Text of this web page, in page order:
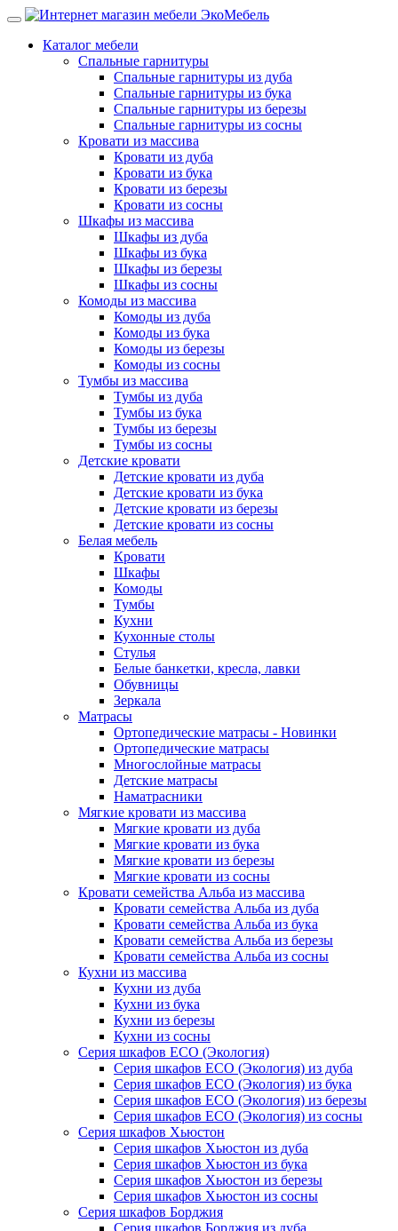
Каталог мебели
Спальные гарнитуры
Спальные гарнитуры из дуба
Спальные гарнитуры из бука
Спальные гарнитуры из березы
Спальные гарнитуры из сосны
Кровати из массива
Кровати из дуба
Кровати из бука
Кровати из березы
Кровати из сосны
Шкафы из массива
Шкафы из дуба
Шкафы из бука
Шкафы из березы
Шкафы из сосны
Комоды из массива
Комоды из дуба
Комоды из бука
Комоды из березы
Комоды из сосны
Тумбы из массива
Тумбы из дуба
Тумбы из бука
Тумбы из березы
Тумбы из сосны
Детские кровати
Детские кровати из дуба
Детские кровати из бука
Детские кровати из березы
Детские кровати из сосны
Белая мебель
Кровати
Шкафы
Комоды
Тумбы
Кухни
Кухонные столы
Стулья
Белые банкетки, кресла, лавки
Обувницы
Зеркала
Матрасы
Ортопедические матрасы - Новинки
Ортопедические матрасы
Многослойные матрасы
Детские матрасы
Наматрасники
Мягкие кровати из массива
Мягкие кровати из дуба
Мягкие кровати из бука
Мягкие кровати из березы
Мягкие кровати из сосны
Кровати семейства Альба из массива
Кровати семейства Альба из дуба
Кровати семейства Альба из бука
Кровати семейства Альба из березы
Кровати семейства Альба из сосны
Кухни из массива
Кухни из дуба
Кухни из бука
Кухни из березы
Кухни из сосны
Серия шкафов ECO (Экология)
Серия шкафов ECO (Экология) из дуба
Серия шкафов ECO (Экология) из бука
Серия шкафов ECO (Экология) из березы
Серия шкафов ECO (Экология) из сосны
Серия шкафов Хьюстон
Серия шкафов Хьюстон из дуба
Серия шкафов Хьюстон из бука
Серия шкафов Хьюстон из березы
Серия шкафов Хьюстон из сосны
Серия шкафов Борджия
Серия шкафов Борджия из дуба